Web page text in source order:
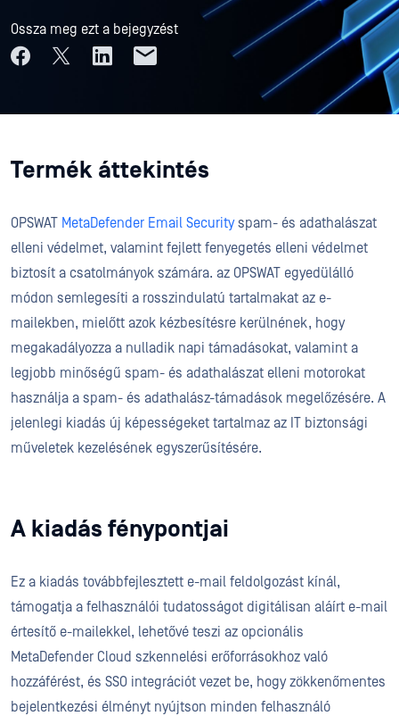
Ossza meg ezt a bejegyzést
Termék áttekintés
OPSWAT MetaDefender Email Securityspam- és adathalászat
elleni védelmet, valamint fejlett fenyegetés elleni védelmet
biztosít a csatolmányok számára. az OPSWAT egyedülálló
módon semlegesíti a rosszindulatú tartalmakat az e-
mailekben, mielőtt azok kézbesítésre kerülnének, hogy
megakadályozza a nulladik napi támadásokat, valamint a
legjobb minőségű spam- és adathalászat elleni motorokat
használja a spam- és adathalász-támadások megelőzésére. A
jelenlegi kiadás új képességeket tartalmaz az IT biztonsági
műveletek kezelésének egyszerűsítésére.
A kiadás fénypontjai
Ez a kiadás továbbfejlesztett e-mail feldolgozást kínál,
támogatja a felhasználói tudatosságot digitálisan aláírt e-mail
értesítő e-mailekkel, lehetővé teszi az opcionális
MetaDefender Cloud szkennelési erőforrásokhoz való
hozzáférést, és SSO integrációt vezet be, hogy zökkenőmentes
bejelentkezési élményt nyújtson minden felhasználó